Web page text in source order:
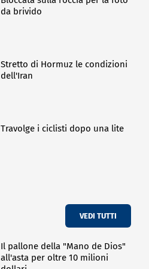
da brivido
Stretto di Hormuz le condizioni
dell'Iran
Travolge i ciclisti dopo una lite
VEDI TUTTI
Il pallone della "Mano de Dios"
all'asta per oltre 10 milioni